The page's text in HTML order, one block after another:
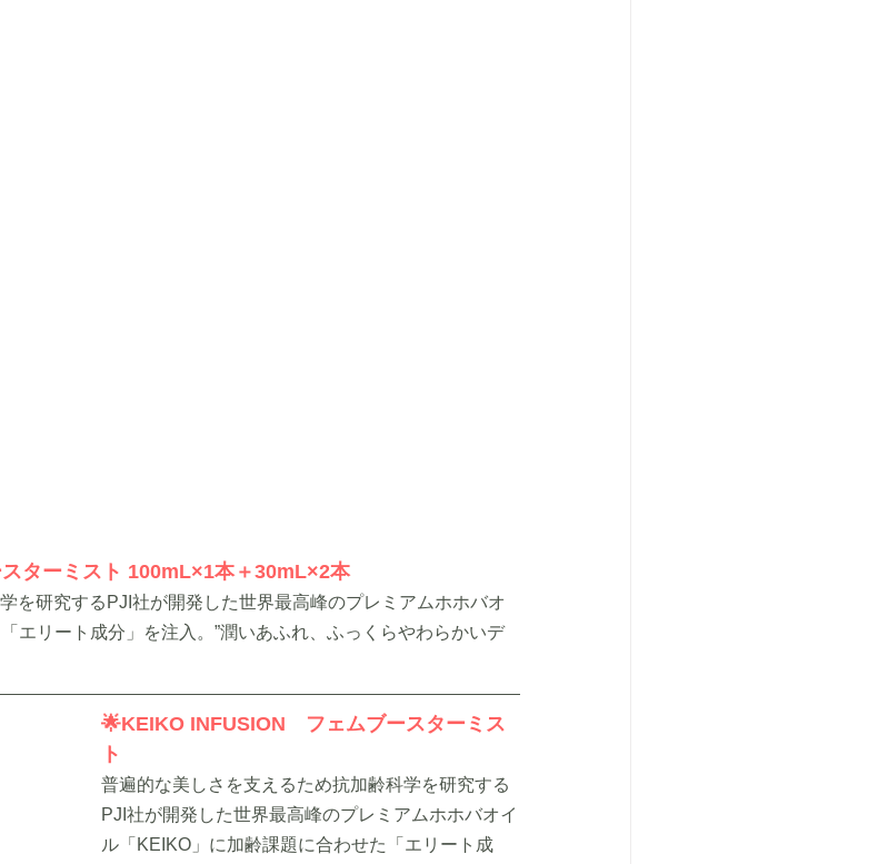
ターミスト 100mL×1本＋30mL×2本
を研究するPJI社が開発した世界最高峰のプレミアムホホバオ
エリート成分」を注入。 ”潤いあふれ、ふっくらやわらかいデ
🌟KEIKO INFUSION　フェムブースターミス
ト
普遍的な美しさを支えるため抗加齢科学を研究する
PJI社が開発した世界最高峰のプレミアムホホバオイ
ル「KEIKO」に加齢課題に合わせた「エリート成